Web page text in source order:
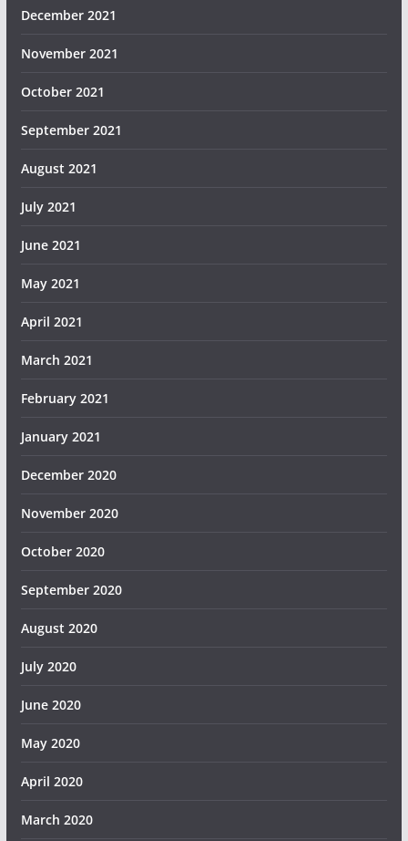
December 2021
November 2021
October 2021
September 2021
August 2021
July 2021
June 2021
May 2021
April 2021
March 2021
February 2021
January 2021
December 2020
November 2020
October 2020
September 2020
August 2020
July 2020
June 2020
May 2020
April 2020
March 2020